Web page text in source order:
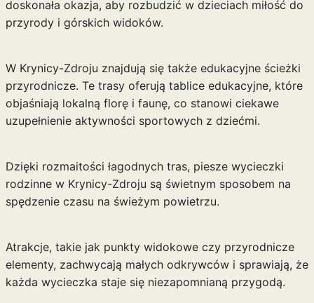
doskonała okazja, aby rozbudzić w dzieciach miłość do
przyrody i górskich widoków.
W Krynicy-Zdroju znajdują się także edukacyjne ścieżki
przyrodnicze. Te trasy oferują tablice edukacyjne, które
objaśniają lokalną florę i faunę, co stanowi ciekawe
uzupełnienie aktywności sportowych z dziećmi.
Dzięki rozmaitości łagodnych tras, piesze wycieczki
rodzinne w Krynicy-Zdroju są świetnym sposobem na
spędzenie czasu na świeżym powietrzu.
Atrakcje, takie jak punkty widokowe czy przyrodnicze
elementy, zachwycają małych odkrywców i sprawiają, że
każda wycieczka staje się niezapomnianą przygodą.